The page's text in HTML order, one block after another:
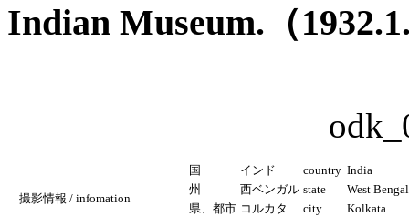
Indian Museum.（
撮影情報 / infomation
国 インド country India
州
西ベンガル state
West Bengal
県、都市 コルカタ city
Kolkata